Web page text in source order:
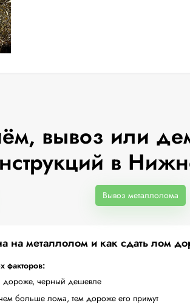
вывоз или
в
Вывоз металлолома
на металлолом и как сдать лом
факторов:
дороже, черный дешевле
больше лома, тем дороже его примут